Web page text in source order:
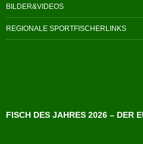
BILDER&VIDEOS
REGIONALE SPORTFISCHERLINKS
FISCH DES JAHRES 2026 – DER